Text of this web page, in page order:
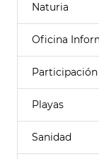
Naturia
Oficina
Participación
Playas
Sanidad